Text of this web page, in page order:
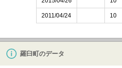
2011/04/24 10
羅臼町のデータ